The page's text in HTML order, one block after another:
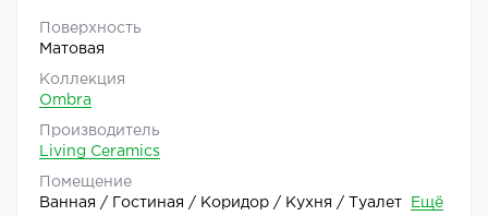
Поверхность
Матовая
Коллекция
Ombra
Производитель
Living Ceramics
Помещение
Ванная / Гостиная / Коридор / Кухня / Туалет
Ещё